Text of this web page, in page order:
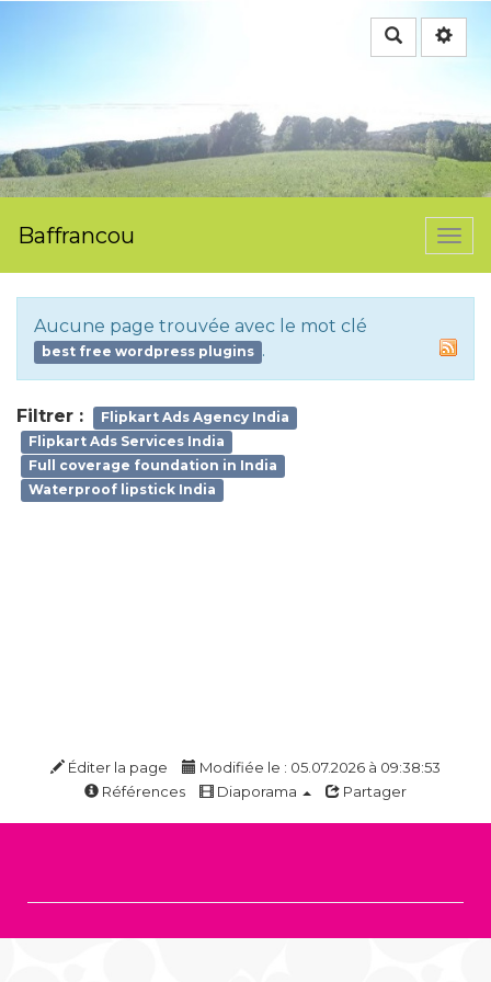
Rechercher
Baffrancou
Aucune page trouvée avec le mot clé
best free wordpress plugins .
Filtrer :
Flipkart Ads Agency India
Flipkart Ads Services India
Full coverage foundation in India
Waterproof lipstick India
Éditer la page
Modifiée le : 05.07.2026 à 09:38:53
Références
Diaporama Partager